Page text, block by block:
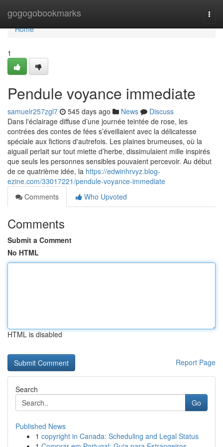
gogogobookmarks
Home
Home
1
Pendule voyance immediate
samuelr257zgl7 545 days ago News
Discuss
Dans l'éclairage diffuse d’une journée teintée de rose, les
contrées des contes de fées s’éveillaient avec la délicatesse
spéciale aux fictions d'autrefois. Les plaines brumeuses, où la
aiguail perlait sur tout miette d’herbe, dissimulaient mille inspirés
que seuls les personnes sensibles pouvaient percevoir. Au début
de ce quatrième idée, la https://edwinhrvyz.blog-
ezine.com/33017221/pendule-voyance-immediate
Comments
Who Upvoted
Comments
Submit a Comment
No HTML
HTML is disabled
Report Page
Search
Go
Published News
1 copyright in Canada: Scheduling and Legal Status